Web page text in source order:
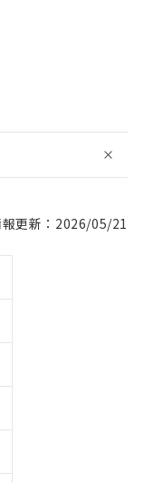
更新：2026/05/21